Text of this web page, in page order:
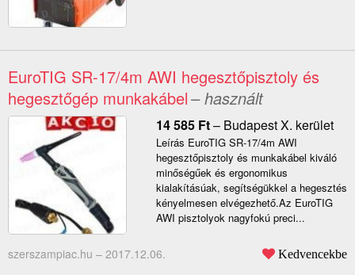
EuroTIG SR-17/4m AWI hegesztőpisztoly és
hegesztőgép munkakábel– használt
14 585 Ft– Budapest X. kerület
Leírás EuroTIG SR-17/4m AWI
hegesztőpisztoly és munkakábel kiváló
minőségűek és ergonomikus
kialakításúak, segítségükkel a hegesztés
kényelmesen elvégezhető.Az EuroTIG
AWI pisztolyok nagyfokú preci...
szerszampiac.hu – 2017.12.06. Kedvencekbe